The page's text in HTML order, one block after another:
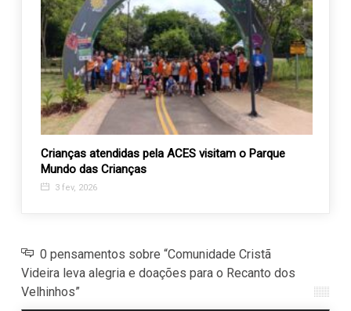
Crianças atendidas pela ACES visitam o Parque
Mundo das Crianças
3 fev, 2026
0 pensamentos sobre “Comunidade Cristã
Videira leva alegria e doações para o Recanto dos
Velhinhos”